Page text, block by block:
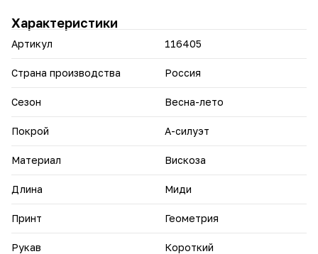
Характеристики
Артикул 116405
Страна производства Россия
Сезон Весна-лето
Покрой А-силуэт
Материал Вискоза
Длина Миди
Принт Геометрия
Рукав Короткий